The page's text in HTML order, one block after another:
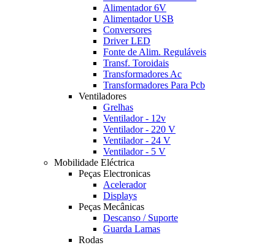
Alimentador 6V
Alimentador USB
Conversores
Driver LED
Fonte de Alim. Reguláveis
Transf. Toroidais
Transformadores Ac
Transformadores Para Pcb
Ventiladores
Grelhas
Ventilador - 12v
Ventilador - 220 V
Ventilador - 24 V
Ventilador - 5 V
Mobilidade Eléctrica
Peças Electronicas
Acelerador
Displays
Peças Mecânicas
Descanso / Suporte
Guarda Lamas
Rodas